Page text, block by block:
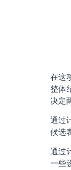
在这
整体
决定
通过
候选
通过
一些